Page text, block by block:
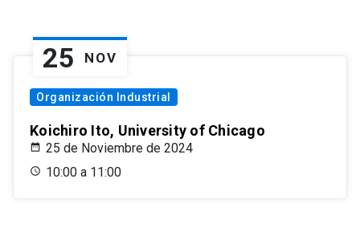
25 NOV
Organización Industrial
Koichiro Ito, University of Chicago
25 de Noviembre de 2024
10:00 a 11:00